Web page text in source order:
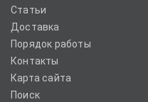
Статьи
Доставка
Порядок работы
Контакты
Карта сайта
Поиск